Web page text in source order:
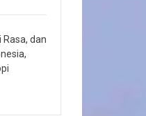
Rasa, dan